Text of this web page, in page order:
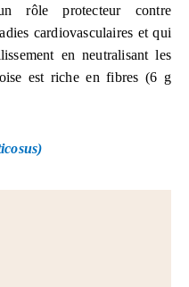
rôle protecteur contre
cardiovasculaires et qui
en neutralisant les
est riche en fibres (6 g